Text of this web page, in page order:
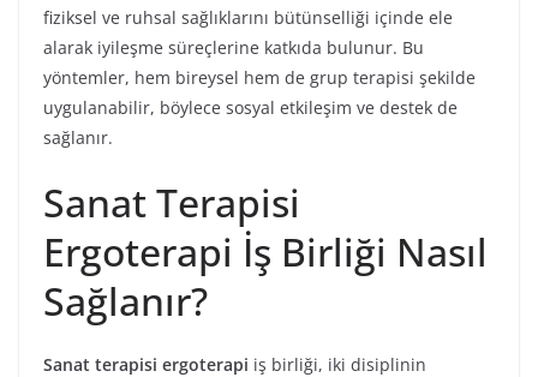
fiziksel ve ruhsal sağlıklarını bütünselliği içinde ele
alarak iyileşme süreçlerine katkıda bulunur. Bu
yöntemler, hem bireysel hem de grup terapisi şekilde
uygulanabilir, böylece sosyal etkileşim ve destek de
sağlanır.
Sanat Terapisi
Ergoterapi İş Birliği Nasıl
Sağlanır?
Sanat terapisi ergoterapi iş birliği, iki disiplinin